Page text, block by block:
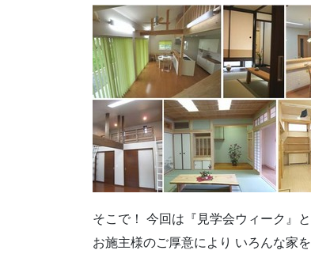
そこで！ 今回は『見学会ウィーク』と
お施主様のご厚意により いろんな家